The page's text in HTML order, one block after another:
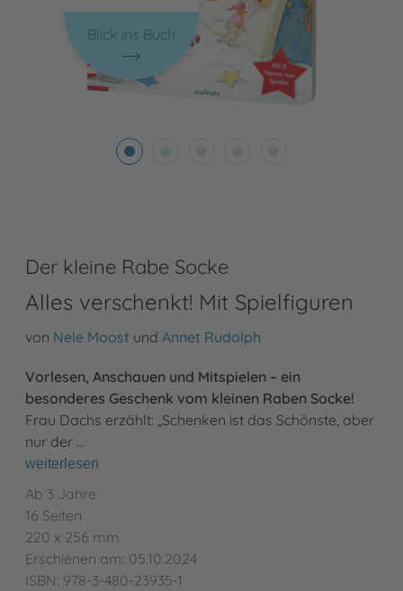
Blick ins Buch
Der kleine Rabe Socke
Alles verschenkt! Mit Spielfiguren
von Nele Moost und Annet Rudolph
Vorlesen, Anschauen und Mitspielen – ein
besonderes Geschenk vom kleinen Raben Socke!
Frau Dachs erzählt: „Schenken ist das Schönste, aber
nur der …
weiterlesen
Ab 3 Jahre
16 Seiten
220 x 256 mm
Erschienen am: 05.10.2024
ISBN: 978-3-480-23935-1